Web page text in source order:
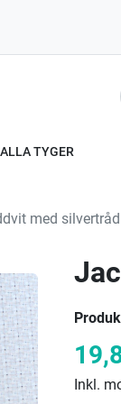
ALLA TYGER
med silvertråd
Inkl.